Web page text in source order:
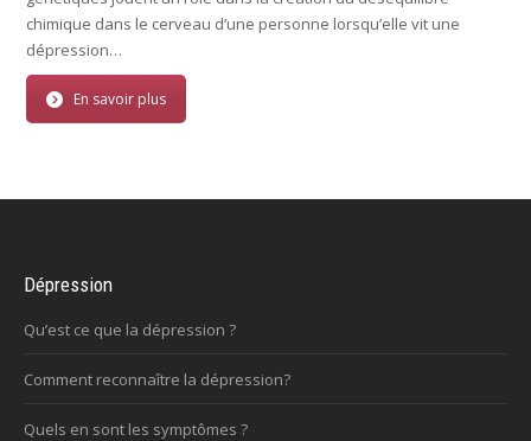
chimique dans le cerveau d’une personne lorsqu’elle vit une
dépression…
En savoir plus
Dépression
Qu’est ce que la dépression ?
Comment reconnaître la dépression?
Quels en sont les symptômes ?